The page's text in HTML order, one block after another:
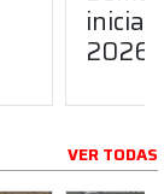
2026
VER TODAS